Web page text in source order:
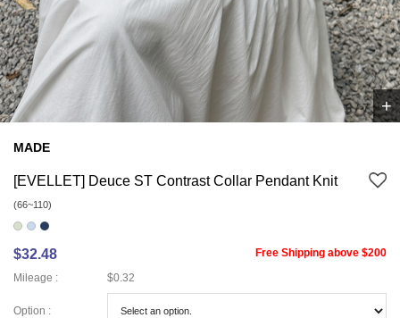
7/7 +
MADE
[EVELLET] Deuce ST Contrast Collar Pendant Knit
(66~110)
$32.48
Free Shipping above $200
Mileage :
$0.32
Option :